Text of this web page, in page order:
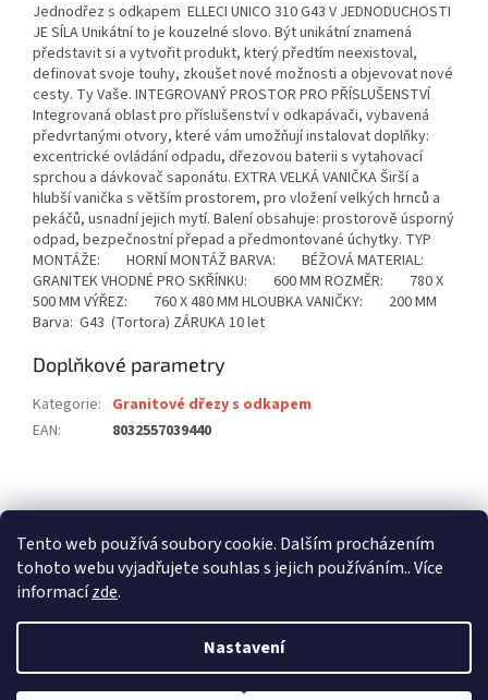
Tento web používá soubory cookie. Dalším procházením
tohoto webu vyjadřujete souhlas s jejich používáním.. Více
informacízde.
Nastavení
Jednodřez s odkapem ELLECI UNICO 310 G43 V JEDNODUCHOSTI
JE SÍLA Unikátní to je kouzelné slovo. Být unikátní znamená
představit si a vytvořit produkt, který předtím neexistoval,
definovat svoje touhy, zkoušet nové možnosti a objevovat nové
cesty. Ty Vaše. INTEGROVANÝ PROSTOR PRO PŘÍSLUŠENSTVÍ
Integrovaná oblast pro příslušenství v odkapávači, vybavená
předvrtanými otvory, které vám umožňují instalovat doplňky:
excentrické ovládání odpadu, dřezovou baterii s vytahovací
sprchou a dávkovač saponátu. EXTRA VELKÁ VANIČKA Širší a
hlubší vanička s větším prostorem, pro vložení velkých hrnců a
pekáčů, usnadní jejich mytí. Balení obsahuje: prostorově úsporný
odpad, bezpečnostní přepad a předmontované úchytky. TYP
MONTÁŽE: HORNÍ MONTÁŽ BARVA: BÉŽOVÁ MATERIAL:
GRANITEK VHODNÉ PRO SKŘÍNKU: 600 MM ROZMĚR: 780 X
500 MM VÝŘEZ: 760 X 480 MM HLOUBKA VANIČKY: 200 MM
Barva: G43 (Tortora) ZÁRUKA 10 let
Doplňkové parametry
Kategorie: Granitové dřezy s odkapem
EAN: 8032557039440
á
stavební pouzdra SCRIGNO
Vytvořil Shoptet